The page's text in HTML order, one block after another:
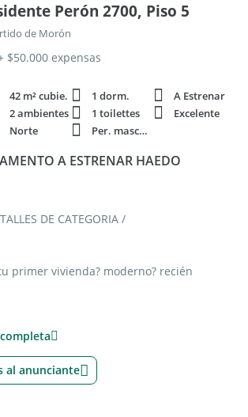
Perón 2700, Piso 5
de Morón
$50.000 expensas
42 m² cubie. 1 dorm.
A Estrenar
2 ambientes 1 toilettes
Excelente
Norte Per. mascota
A ESTRENAR HAEDO
DE CATEGORIA /
primer vivienda? moderno? recién
las unidades disponibles están en
con vista al frente la sala principal y el
principal posee área de cocina
mesada nuevos, baño tipo toilette,
al anunciante